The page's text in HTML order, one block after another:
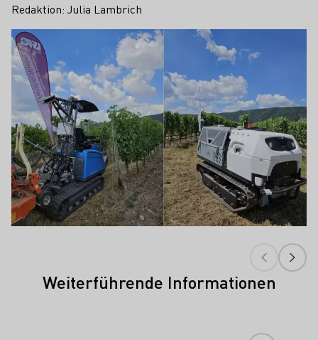
Redaktion: Julia Lambrich
Weiterführende Informationen